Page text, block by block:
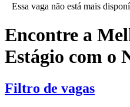
Essa vaga não está mais
Encontre a
Estágio com o
Filtro de vagas